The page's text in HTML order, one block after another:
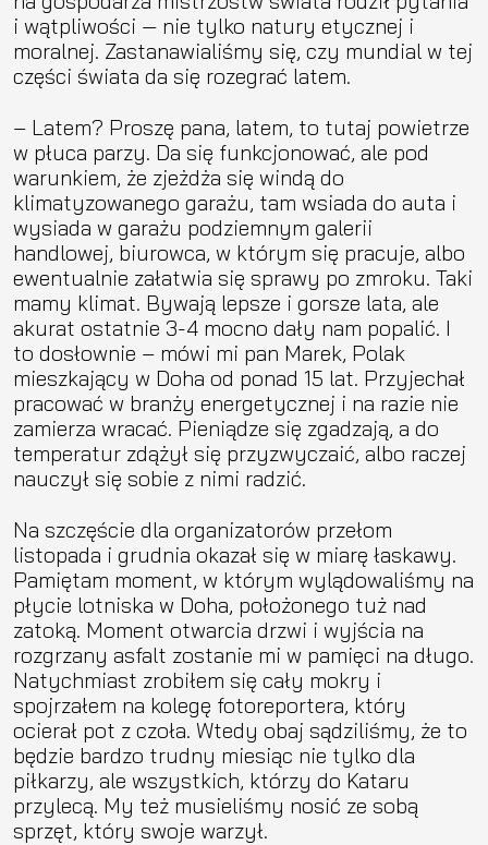
i wątpliwości — nie tylko natury etycznej i
moralnej. Zastanawialiśmy się, czy mundial w tej
części świata da się rozegrać latem.
– Latem? Proszę pana, latem, to tutaj powietrze
w płuca parzy. Da się funkcjonować, ale pod
warunkiem, że zjeżdża się windą do
klimatyzowanego garażu, tam wsiada do auta i
wysiada w garażu podziemnym galerii
handlowej, biurowca, w którym się pracuje, albo
ewentualnie załatwia się sprawy po zmroku. Taki
mamy klimat. Bywają lepsze i gorsze lata, ale
akurat ostatnie 3-4 mocno dały nam popalić. I
to dosłownie – mówi mi pan Marek, Polak
mieszkający w Doha od ponad 15 lat. Przyjechał
pracować w branży energetycznej i na razie nie
zamierza wracać. Pieniądze się zgadzają, a do
temperatur zdążył się przyzwyczaić, albo raczej
nauczył się sobie z nimi radzić.
Na szczęście dla organizatorów przełom
listopada i grudnia okazał się w miarę łaskawy.
Pamiętam moment, w którym wylądowaliśmy na
płycie lotniska w Doha, położonego tuż nad
zatoką. Moment otwarcia drzwi i wyjścia na
rozgrzany asfalt zostanie mi w pamięci na długo.
Natychmiast zrobiłem się cały mokry i
spojrzałem na kolegę fotoreportera, który
ocierał pot z czoła. Wtedy obaj sądziliśmy, że to
będzie bardzo trudny miesiąc nie tylko dla
piłkarzy, ale wszystkich, którzy do Kataru
przylecą. My też musieliśmy nosić ze sobą
sprzęt, który swoje warzył.